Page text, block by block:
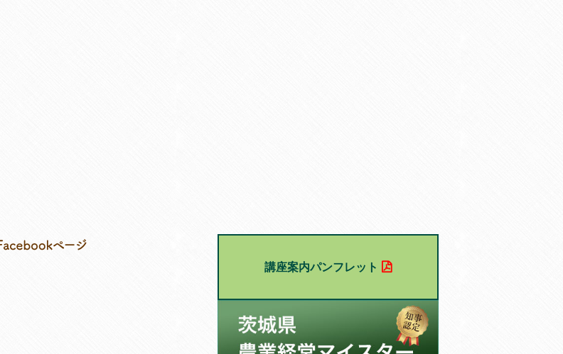
講座案内パンフレット